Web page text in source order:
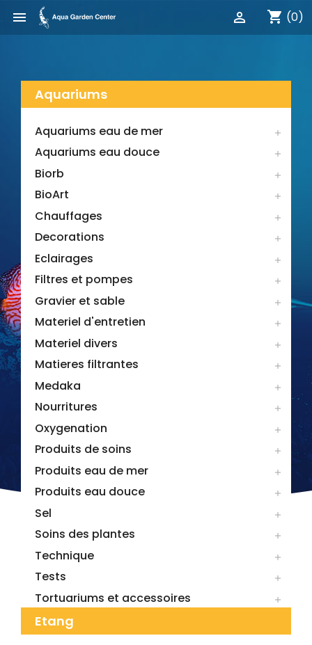
 shopping_cart (0)

Aquariums
Aquariums eau de mer 
Aquariums eau douce 
Biorb 
BioArt 
Chauffages 
Decorations 
Eclairages 
Filtres et pompes 
Gravier et sable 
Materiel d'entretien 
Materiel divers 
Matieres filtrantes 
Medaka 
Nourritures 
Oxygenation 
Produits de soins 
Produits eau de mer 
Produits eau douce 
Sel 
Soins des plantes 
Technique 
Tests 
Tortuariums et accessoires 
Etang